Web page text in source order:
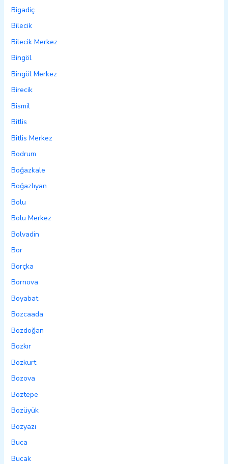
Bigadiç
Bilecik
Bilecik Merkez
Bingöl
Bingöl Merkez
Birecik
Bismil
Bitlis
Bitlis Merkez
Bodrum
Boğazkale
Boğazlıyan
Bolu
Bolu Merkez
Bolvadin
Bor
Borçka
Bornova
Boyabat
Bozcaada
Bozdoğan
Bozkır
Bozkurt
Bozova
Boztepe
Bozüyük
Bozyazı
Buca
Bucak